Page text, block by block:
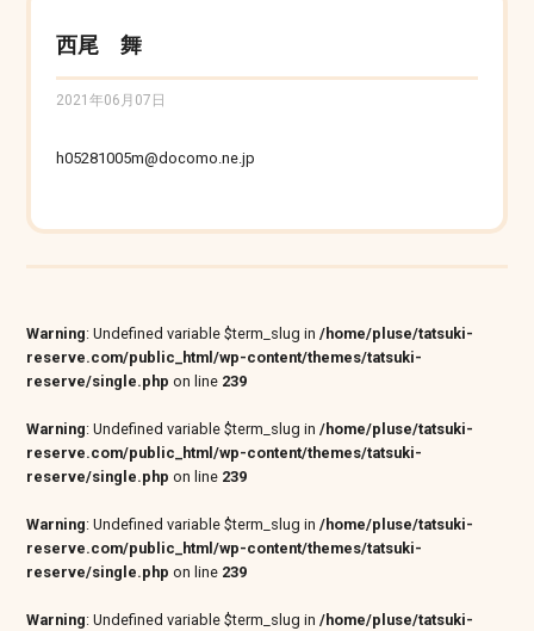
西尾 舞
2021年06月07日
h05281005m@docomo.ne.jp
Warning: Undefined variable $term_slug in/home/pluse/tatsuki-
reserve.com/public_html/wp-content/themes/tatsuki-
reserve/single.php on line 239
Warning: Undefined variable $term_slug in/home/pluse/tatsuki-
reserve.com/public_html/wp-content/themes/tatsuki-
reserve/single.php on line 239
Warning: Undefined variable $term_slug in/home/pluse/tatsuki-
reserve.com/public_html/wp-content/themes/tatsuki-
reserve/single.php on line 239
Warning: Undefined variable $term_slug in/home/pluse/tatsuki-